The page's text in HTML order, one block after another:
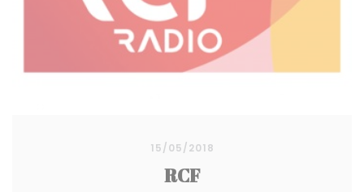
15/05/2018
RCF